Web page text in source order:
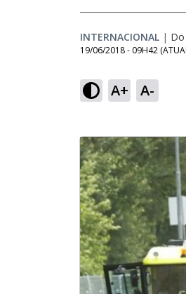
INTERNACIONAL |
19/06/2018 - 09H42
A+ A-